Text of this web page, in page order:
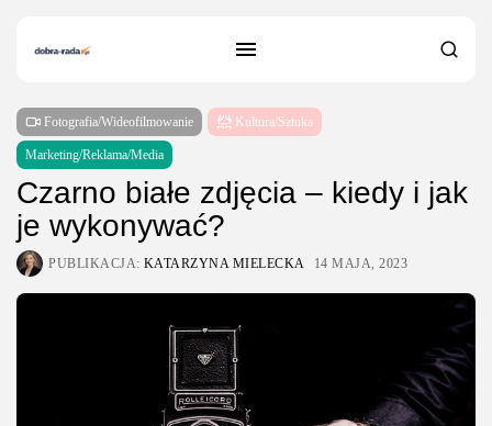
Fotografia/Wideofilmowanie Kultura/Sztuka
Marketing/Reklama/Media
Czarno białe zdjęcia – kiedy i jak
je wykonywać?
PUBLIKACJA: KATARZYNA MIELECKA 14 MAJA, 2023